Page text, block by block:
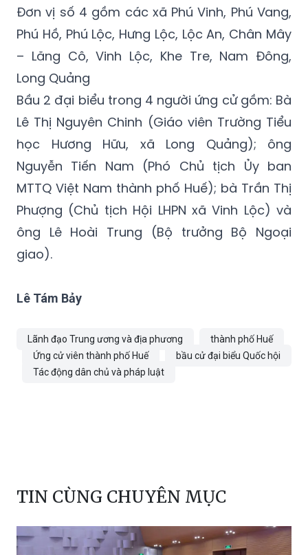
Đơn vị số 4 gồm các xã Phú Vinh, Phú Vang,
Phú Hồ, Phú Lộc, Hưng Lộc, Lộc An, Chân Mây
– Lăng Cô, Vinh Lộc, Khe Tre, Nam Đông,
Long Quảng
Bầu 2 đại biểu trong 4 người ứng cử gồm: Bà
Lê Thị Nguyên Chinh (Giáo viên Trường Tiểu
học Hương Hữu, xã Long Quảng); ông
Nguyễn Tiến Nam (Phó Chủ tịch Ủy ban
MTTQ Việt Nam thành phố Huế); bà Trần Thị
Phượng (Chủ tịch Hội LHPN xã Vinh Lộc) và
ông Lê Hoài Trung (Bộ trưởng Bộ Ngoại
giao).
Lê Tám Bảy
Lãnh đạo Trung ương và địa phương
thành phố Huế
Ứng cử viên thành phố Huế
bầu cử đại biểu Quốc hội
Tác động dân chủ và pháp luật
TIN CÙNG CHUYÊN MỤC